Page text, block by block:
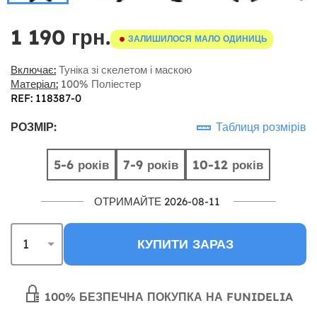
1 190 грн. ЗАЛИШИЛОСЯ МАЛО ОДИНИЦЬ
Включає: Туніка зі скелетом і маскою
Матеріал: 100% Поліестер
REF: 118387-0
РОЗМІР: Таблиця розмірів
5-6 років 7-9 років 10-12 років
ОТРИМАЙТЕ 2026-08-11
КУПИТИ ЗАРАЗ
100% БЕЗПЕЧНА ПОКУПКА НА FUNIDELIA